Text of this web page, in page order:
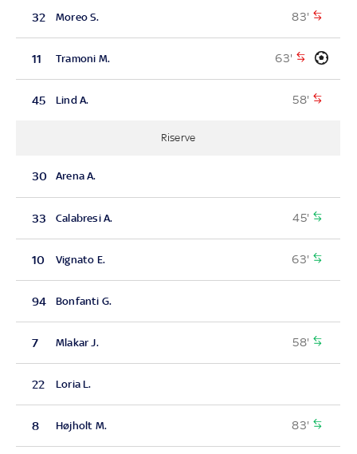
32 Moreo S. 83'
11 Tramoni M. 63'
45 Lind A. 58'
Riserve
30 Arena A.
33 Calabresi A. 45'
10 Vignato E. 63'
94 Bonfanti G.
7 Mlakar J. 58'
22 Loria L.
8 Højholt M. 83'